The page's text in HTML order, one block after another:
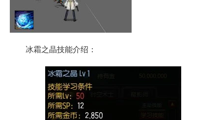
冰霜之晶技能介绍：